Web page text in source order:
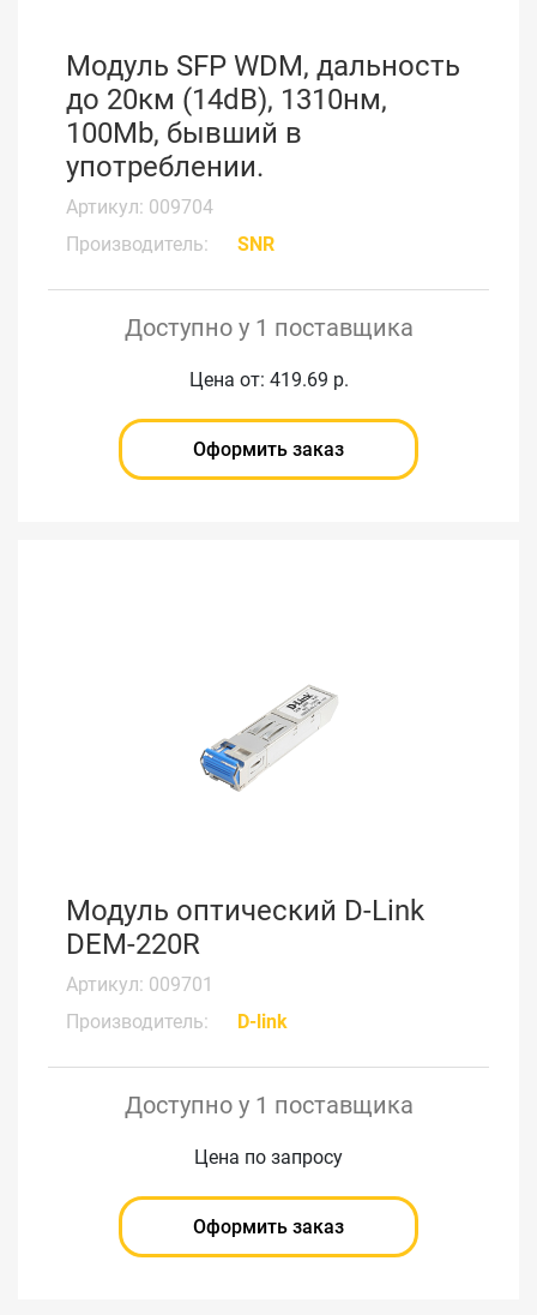
Модуль SFP WDM, дальность
до 20км (14dB), 1310нм,
100Mb, бывший в
употреблении.
Артикул: 009704
Производитель:
SNR
Доступно у 1 поставщика
Цена от: 419.69 р.
Оформить заказ
Модуль оптический D-Link
DEM-220R
Артикул: 009701
Производитель:
D-link
Доступно у 1 поставщика
Цена по запросу
Оформить заказ